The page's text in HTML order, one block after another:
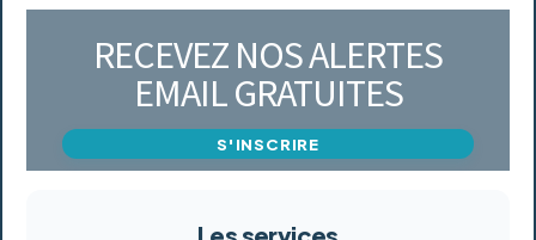
RECEVEZ NOS ALERTES
EMAIL GRATUITES
S'INSCRIRE